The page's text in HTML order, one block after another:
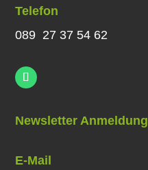
Telefon
089 27 37 54 62
Newsletter Anmeldung
E-Mail